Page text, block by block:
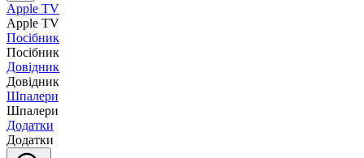
Apple TV
Apple TV
Посібник
Посібник
Довідник
Довідник
Шпалери
Шпалери
Додатки
Додатки